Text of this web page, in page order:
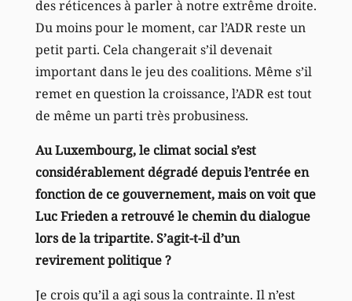
des réticences à parler à notre extrême droite.
Du moins pour le moment, car l’ADR reste un
petit parti. Cela changerait s’il devenait
important dans le jeu des coalitions. Même s’il
remet en question la croissance, l’ADR est tout
de même un parti très probusiness.
Au Luxembourg, le climat social s’est
considérablement dégradé depuis l’entrée en
fonction de ce gouvernement, mais on voit que
Luc Frieden a retrouvé le chemin du dialogue
lors de la tripartite. S’agit-t-il d’un
revirement politique ?
Je crois qu’il a agi sous la contrainte. Il n’est